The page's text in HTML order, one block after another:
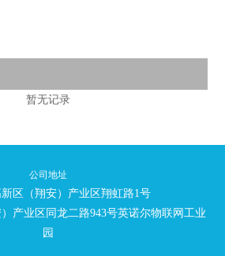
暂无记录
公司地址
区（翔安）产业区翔虹路1号
产业区同龙二路943号英诺尔物联网工业
园